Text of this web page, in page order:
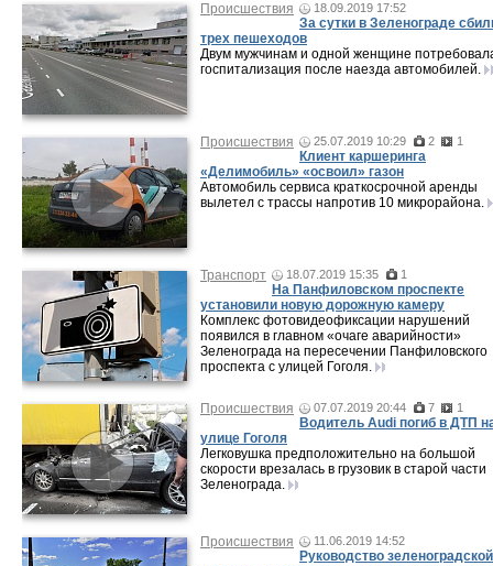
Происшествия 18.09.2019 17:52
За сутки в Зеленограде
трех пешеходов
Двум мужчинам и одной женщине
госпитализация после наезда автомобилей.
Происшествия 25.07.2019 10:29 2 1
Клиент каршеринга
«Делимобиль» «освоил» газон
Автомобиль сервиса краткосрочной аренды
вылетел с трассы напротив 10 микрорайона.
Транспорт 18.07.2019 15:35 1
На Панфиловском проспекте
установили новую дорожную камеру
Комплекс фотовидеофиксации нарушений
появился в главном «очаге аварийности»
Зеленограда на пересечении Панфиловского
проспекта с улицей Гоголя.
Происшествия 07.07.2019 20:44 7 1
Водитель Audi погиб в ДТП
улице Гоголя
Легковушка предположительно на большой
скорости врезалась в грузовик в старой части
Зеленограда.
Происшествия 11.06.2019 14:52
Руководство зеленоградской